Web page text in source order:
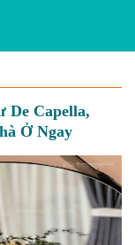
De Capella,
Ở Ngay